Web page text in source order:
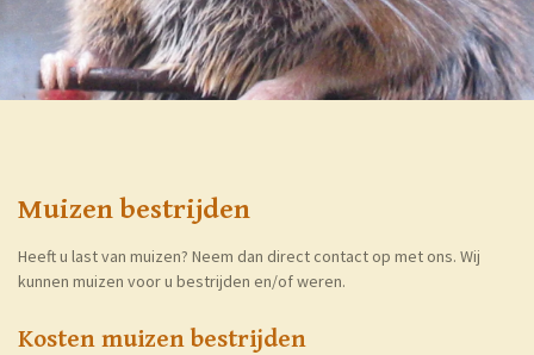
Muizen bestrijden
Heeft u last van muizen? Neem dan direct contact op met ons. Wij
kunnen muizen voor u bestrijden en/of weren.
Kosten muizen bestrijden